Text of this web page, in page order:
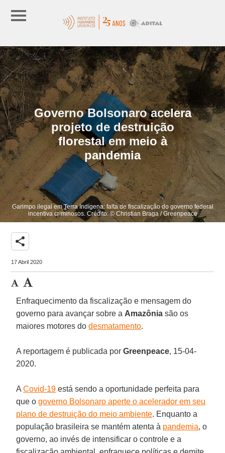
Governo Bolsonaro acelera
projeto de destruição
florestal em meio à
pandemia
Garimpo ilegal em Terra Indígena: falta de fiscalização do governo federal
incentiva criminosos. Crédito: © Christian Braga / Greenpeace
share
17 Abril 2020
Enfraquecimento da fiscalização e mensagem do
governo para avançar sobre a Amazônia são os
maiores motores dodesmatamento.
A reportagem é publicada porGreenpeace, 15-04-
2020.
ACovid-19 está sendo a oportunidade perfeita para
que ogoverno Bolsonaro aperte o acelerador em seu
plano de destruição do meio ambiente. Enquanto a
população brasileira se mantém atenta à pandemia, o
governo, ao invés de intensificar o controle e a